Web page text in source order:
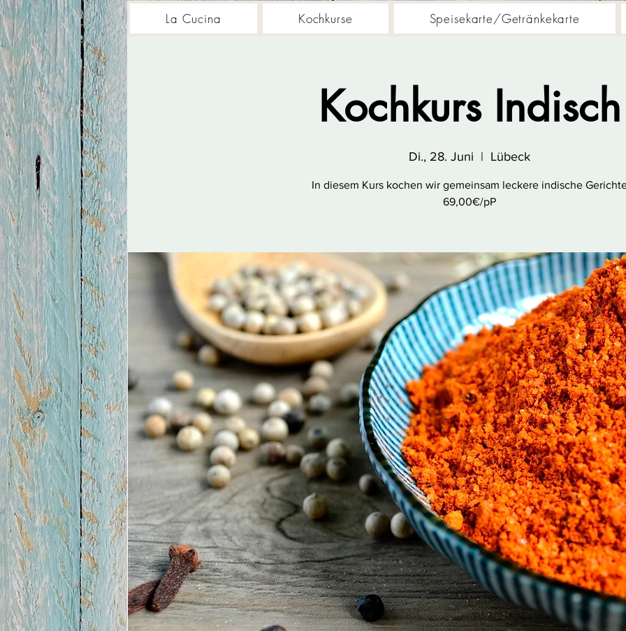
La Cucina Kochkurse Speisekarte/Getränkekarte
Kochkurs Indisch
Di., 28. Juni
  |
Lübeck
In diesem Kurs kochen wir gemeinsam leckere indische
69,00€/pP